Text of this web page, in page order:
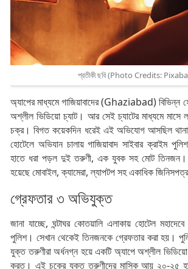
প্রতীকী ছবি (Photo Credits:
অ্যাপের মাধ্যমে গাজিয়াবাদের (Ghaziabad) বিভিন্ন
অশ্লীল ভিডিয়ো চ্যাট। আর সেই চ্যাটের মাধ্যমে মাসে
চক্র। বিগত কয়েকদিন ধরেই এই অভিযোগ আসছিল
হোটেলে অভিযান চালায় গাজিয়াবাদ সাইবার ক্রাইম
হাতে ধরা পড়ল দুই তরুণী, এক যুবক সহ মোট তিনজন।
হয়েছে মোবাইল, ক্যামেরা, ল্যাপটপ সহ একাধিক
গ্রেফতার ৩ অভিযুক্ত
জানা যাচ্ছে, ঘন্টাঘর কোতয়ালি এলাকায় হোটেল
পুলিশ। সেখান থেকেই তিনজনকে গ্রেফতার করা হয়।
যুক্ত তরুণীরা অর্ধনগ্ন হয়ে একটি অ্যাপে অশ্লীল ভিডিয়ো
করত। এই চক্রে যুক্ত তরুণীদের মাসিক আয় ২০-২৫